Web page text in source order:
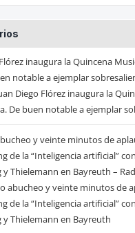
inaugura la Quincena
notable a ejemplar
Diego Flórez inaugura la
De buen notable a ejemplar
y veinte minutos de
de la “Inteligencia artificial” con
Thielemann en Bayreuth –
abucheo y veinte minutos de
de la “Inteligencia artificial” con
Thielemann en Bayreuth